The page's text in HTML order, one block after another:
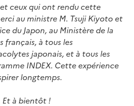
ceux qui ont rendu cette
au ministre M. Tsuji Kiyoto et
du Japon, au Ministère de la
français, à tous les
japonais, et à tous les
INDEX. Cette expérience
longtemps.
Et à bientôt !